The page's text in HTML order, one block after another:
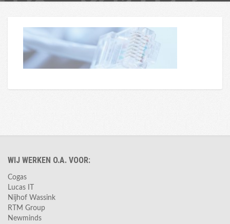
WIJ WERKEN O.A. VOOR:
Cogas
Lucas IT
Nijhof Wassink
RTM Group
Newminds